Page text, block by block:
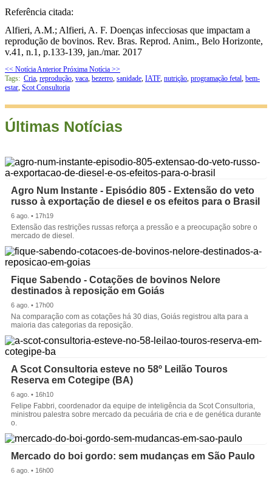
Referência citada:
Alfieri, A.M.; Alfieri, A. F. Doenças infecciosas que impactam a
reprodução de bovinos. Rev. Bras. Reprod. Anim., Belo Horizonte,
v.41, n.1, p.133-139, jan./mar. 2017
<< Notícia Anterior Próxima Notícia >>
Tags: Cria, reprodução, vaca, bezerro, sanidade, IATF, nutrição, programação fetal, bem-
estar, Scot Consultoria
Últimas Notícias
Agro Num Instante - Episódio 805 - Extensão do veto
russo à exportação de diesel e os efeitos para o Brasil
6 ago. • 17h19
Extensão das restrições russas reforça a pressão e a preocupação sobre o
mercado de diesel.
Fique Sabendo - Cotações de bovinos Nelore
destinados à reposição em Goiás
6 ago. • 17h00
Na comparação com as cotações há 30 dias, Goiás registrou alta para a
maioria das categorias da reposição.
A Scot Consultoria esteve no 58º Leilão Touros
Reserva em Cotegipe (BA)
6 ago. • 16h10
Felipe Fabbri, coordenador da equipe de inteligência da Scot Consultoria,
ministrou palestra sobre mercado da pecuária de cria e de genética durante
o.
Mercado do boi gordo: sem mudanças em São Paulo
6 ago. • 16h00